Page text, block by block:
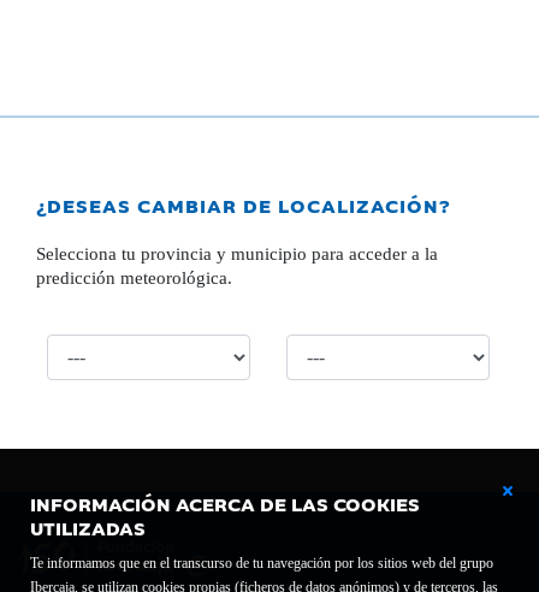
INFORMACIÓN ACERCA DE LAS COOKIES
UTILIZADAS
Te informamos que en el transcurso de tu navegación por los sitios web del grupo
Ibercaja, se utilizan cookies propias (ficheros de datos anónimos) y de terceros, las
¿DESEAS CAMBIAR DE LOCALIZACIÓN?
Selecciona tu provincia y municipio para acceder a la
predicción meteorológica.